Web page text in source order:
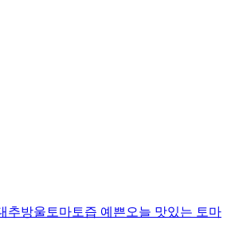
추방울토마토즙 예쁜오늘 맛있는 토마